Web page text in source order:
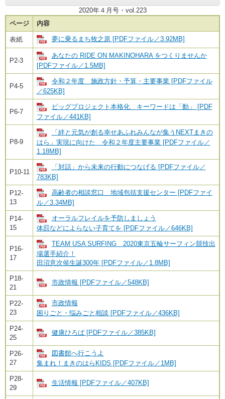
2020年４月号・vol.223
ページ
内容
表紙 夢に乗るまち牧之原 [PDFファイル／3.92MB]
P2-3
あなたの RIDE ON MAKINOHARA をつくりませんか
[PDFファイル／1.5MB]
P4-5
令和２年度 施政方針・予算・主要事業 [PDFファイル
／625KB]
P6-7
ビッグプロジェクト本格化 キーワードは「動」 [PDF
ファイル／441KB]
P8-9
「絆と元気が創る幸せあふれみんなが集うNEXTまきの
はら」実現に向けた 令和２年度主要事業 [PDFファイル／
1.18MB]
P10-11
「対話」から未来の行動につなげる [PDFファイル／
783KB]
P12-
13
高齢者の相談窓口 地域包括支援センター [PDFファイ
ル／3.34MB]
P14-
15
オーラルフレイルを予防しましょう
体罰などによらない子育てを [PDFファイル／646KB]
P16-
17
TEAM USA SURFING 2020東京五輪サーフィン競技出
場選手紹介！
田沼意次侯生誕300年 [PDFファイル／1.8MB]
P18-
21
市政情報 [PDFファイル／548KB]
P22-
23
市政情報
困りごと・悩みごと相談 [PDFファイル／436KB]
P24-
25
健康ひろば [PDFファイル／385KB]
P26-
27
図書館へ行こうよ
集まれ！まきのはらKIDS [PDFファイル／1MB]
P28-
29
生活情報 [PDFファイル／407KB]